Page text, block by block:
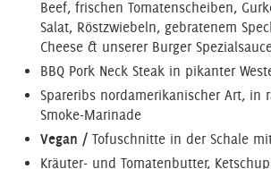
Beef, frischen Tomatenscheiben,
Salat, Röstzwiebeln, gebratenem
Cheese & unserer Burger
BBQ Pork Neck Steak in pikanter
Spareribs nordamerikanischer Art, in
Smoke-Marinade
Vegan / Tofuschnitte in der Schale
Kräuter- und Tomatenbutter,